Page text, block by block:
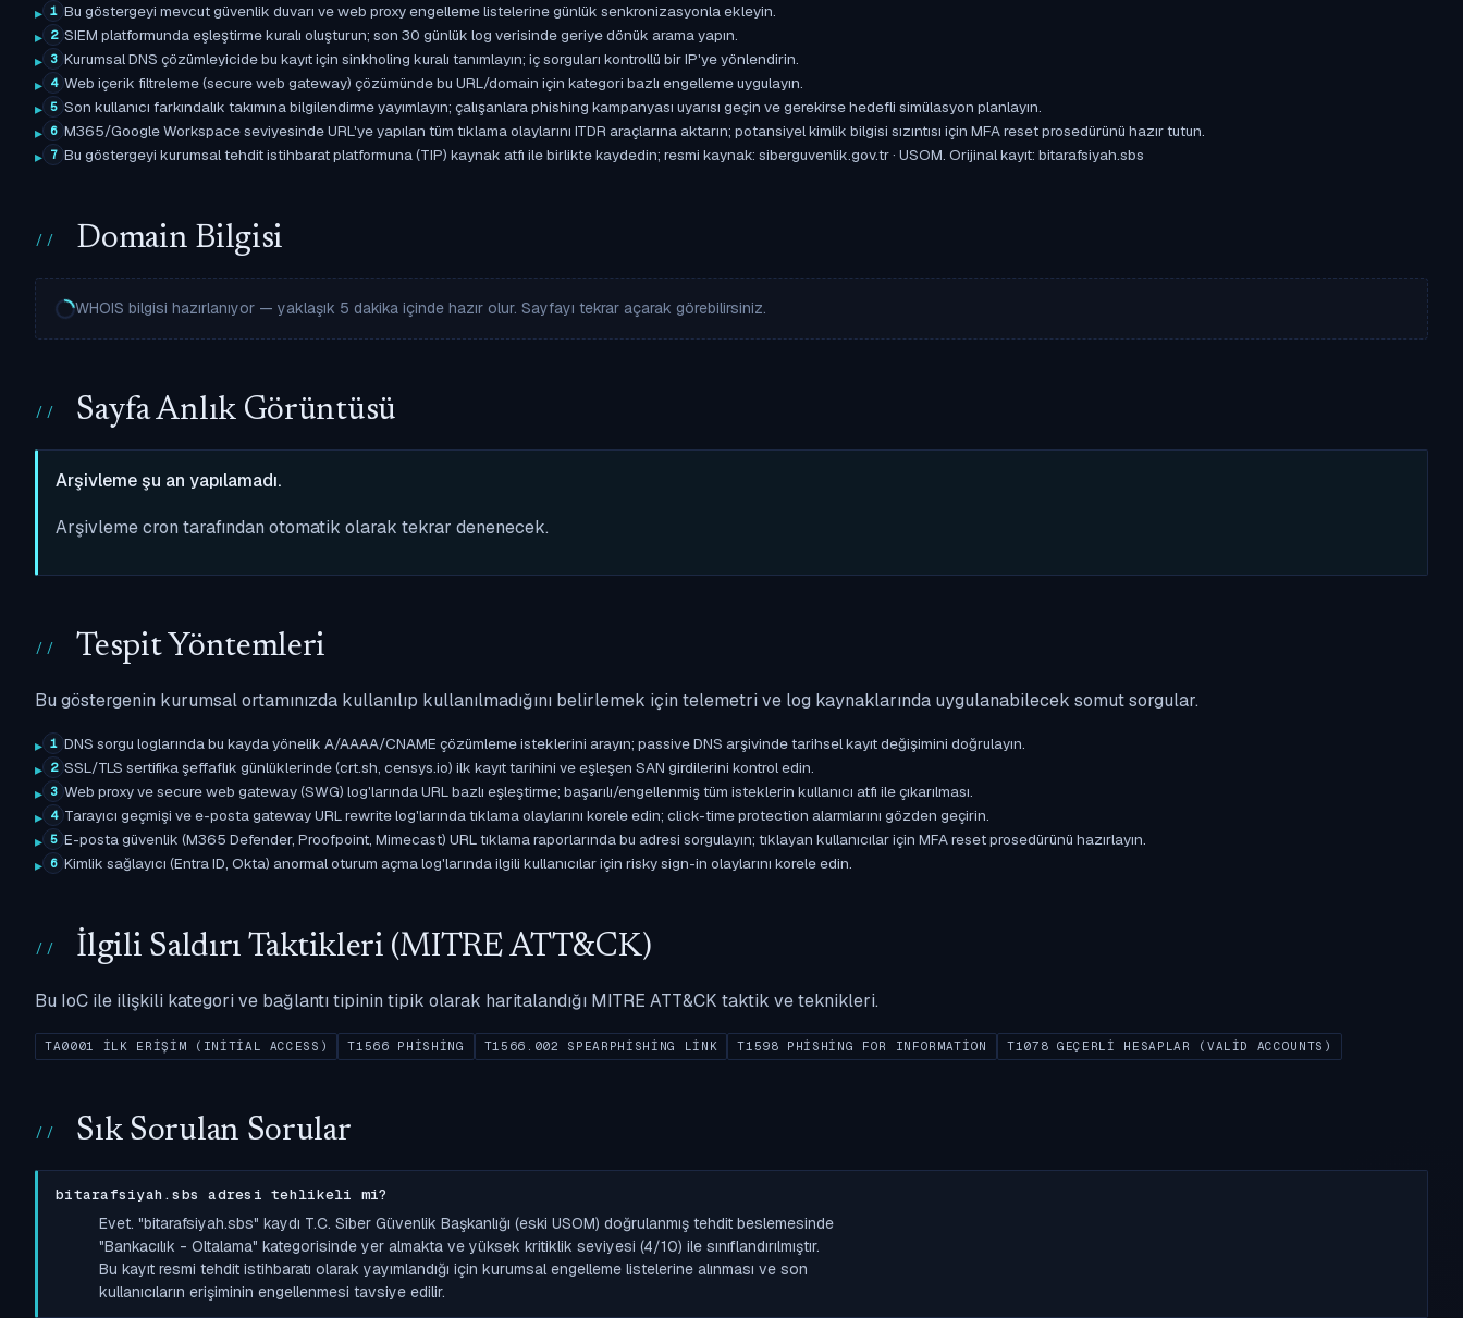
1 Bu göstergeyi mevcut güvenlik duvarı ve web proxy engelleme listelerine günlük senkronizasyonla ekleyin.
2 SIEM platformunda eşleştirme kuralı oluşturun; son 30 günlük log verisinde geriye dönük arama yapın.
3 Kurumsal DNS çözümleyicide bu kayıt için sinkholing kuralı tanımlayın; iç sorguları kontrollü bir IP'ye yönlendirin.
4 Web içerik filtreleme (secure web gateway) çözümünde bu URL/domain için kategori bazlı engelleme uygulayın.
5 Son kullanıcı farkındalık takımına bilgilendirme yayımlayın; çalışanlara phishing kampanyası uyarısı geçin ve gerekirse hedefli simülasyon planlayın.
6 M365/Google Workspace seviyesinde URL'ye yapılan tüm tıklama olaylarını ITDR araçlarına aktarın; potansiyel kimlik bilgisi sızıntısı için MFA reset prosedürünü hazır tutun.
7 Bu göstergeyi kurumsal tehdit istihbarat platformuna (TIP) kaynak atfı ile birlikte kaydedin; resmi kaynak: siberguvenlik.gov.tr · USOM. Orijinal kayıt: bitarafsiyah.sbs
Domain Bilgisi
WHOIS bilgisi hazırlanıyor — yaklaşık 5 dakika içinde hazır olur. Sayfayı tekrar açarak görebilirsiniz.
Sayfa Anlık Görüntüsü
Arşivleme şu an yapılamadı.
Arşivleme cron tarafından otomatik olarak tekrar denenecek.
Tespit Yöntemleri
Bu göstergenin kurumsal ortamınızda kullanılıp kullanılmadığını belirlemek için telemetri ve log kaynaklarında uygulanabilecek somut sorgular.
1 DNS sorgu loglarında bu kayda yönelik A/AAAA/CNAME çözümleme isteklerini arayın; passive DNS arşivinde tarihsel kayıt değişimini doğrulayın.
2 SSL/TLS sertifika şeffaflık günlüklerinde (crt.sh, censys.io) ilk kayıt tarihini ve eşleşen SAN girdilerini kontrol edin.
3 Web proxy ve secure web gateway (SWG) log'larında URL bazlı eşleştirme; başarılı/engellenmiş tüm isteklerin kullanıcı atfı ile çıkarılması.
4 Tarayıcı geçmişi ve e-posta gateway URL rewrite log'larında tıklama olaylarını korele edin; click-time protection alarmlarını gözden geçirin.
5 E-posta güvenlik (M365 Defender, Proofpoint, Mimecast) URL tıklama raporlarında bu adresi sorgulayın; tıklayan kullanıcılar için MFA reset prosedürünü hazırlayın.
6 Kimlik sağlayıcı (Entra ID, Okta) anormal oturum açma log'larında ilgili kullanıcılar için risky sign-in olaylarını korele edin.
İlgili Saldırı Taktikleri (MITRE ATT&CK)
Bu IoC ile ilişkili kategori ve bağlantı tipinin tipik olarak haritalandığı MITRE ATT&CK taktik ve teknikleri.
TA0001 İLK ERIŞIM (INITIAL ACCESS) T1566 PHISHING T1566.002 SPEARPHISHING LINK T1598 PHISHING FOR INFORMATION T1078 GEÇERLI HESAPLAR (VALID ACCOUNTS)
Sık Sorulan Sorular
bitarafsiyah.sbs adresi tehlikeli mi?
Evet. "bitarafsiyah.sbs" kaydı T.C. Siber Güvenlik Başkanlığı (eski USOM) doğrulanmış tehdit beslemesinde
"Bankacılık - Oltalama" kategorisinde yer almakta ve yüksek kritiklik seviyesi (4/10) ile sınıflandırılmıştır.
Bu kayıt resmi tehdit istihbaratı olarak yayımlandığı için kurumsal engelleme listelerine alınması ve son
kullanıcıların erişiminin engellenmesi tavsiye edilir.